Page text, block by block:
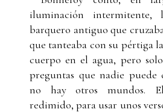
iluminación intermitente,
barquero antiguo que
que tanteaba con su pértiga
cuerpo en el agua, pero
preguntas que nadie puede
no hay otros mundos.
redimido, para usar unos